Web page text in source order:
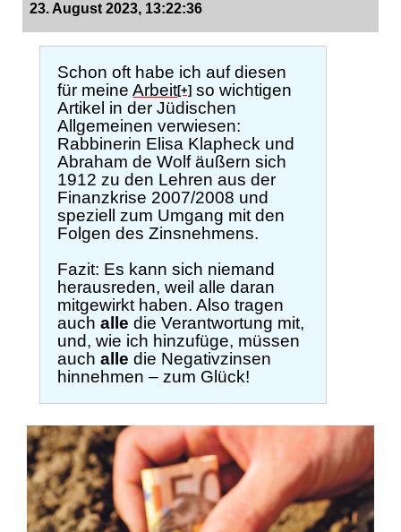
23. August 2023, 13:22:36
Schon oft habe ich auf diesen
für meineArbeit[+] so wichtigen
Artikel in der Jüdischen
Allgemeinen verwiesen:
Rabbinerin Elisa Klapheck und
Abraham de Wolf äußern sich
1912 zu den Lehren aus der
Finanzkrise 2007/2008 und
speziell zum Umgang mit den
Folgen des Zinsnehmens.
Fazit: Es kann sich niemand
herausreden, weil alle daran
mitgewirkt haben. Also tragen
auchalle die Verantwortung mit,
und, wie ich hinzufüge, müssen
auchalle die Negativzinsen
hinnehmen – zum Glück!